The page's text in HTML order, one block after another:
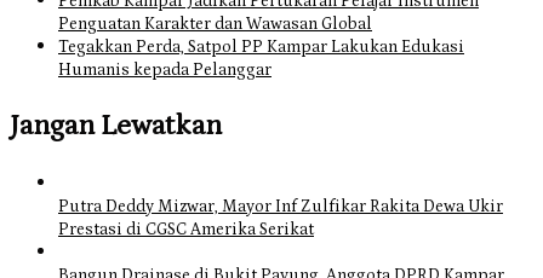
Penguatan Karakter dan Wawasan Global
Tegakkan Perda, Satpol PP Kampar Lakukan Edukasi
Humanis kepada Pelanggar
Jangan Lewatkan
Putra Deddy Mizwar, Mayor Inf Zulfikar Rakita Dewa Ukir
Prestasi di CGSC Amerika Serikat